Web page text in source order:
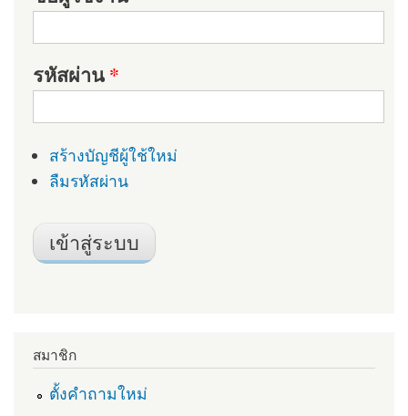
รหัสผ่าน*
สร้างบัญชีผู้ใช้ใหม่
ลืมรหัสผ่าน
สมาชิก
ตั้งคำถามใหม่